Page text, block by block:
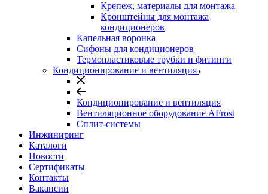
Крепеж, материалы для монтажа
Кронштейны для монтажа
кондиционеров
Капельная воронка
Сифоны для кондиционеров
Термопластиковые трубки и фитинги
Кондиционирование и вентиляция
Кондиционирование и вентиляция
Вентиляционное оборудование AFrost
Сплит-системы
Инжиниринг
Каталоги
Новости
Сертификаты
Контакты
Вакансии